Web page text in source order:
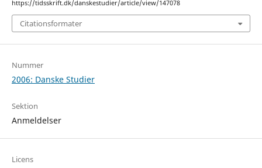
https://tidsskrift.dk/danskestudier/article/view/147078
Citationsformater
Nummer
2006: Danske Studier
Sektion
Anmeldelser
Licens